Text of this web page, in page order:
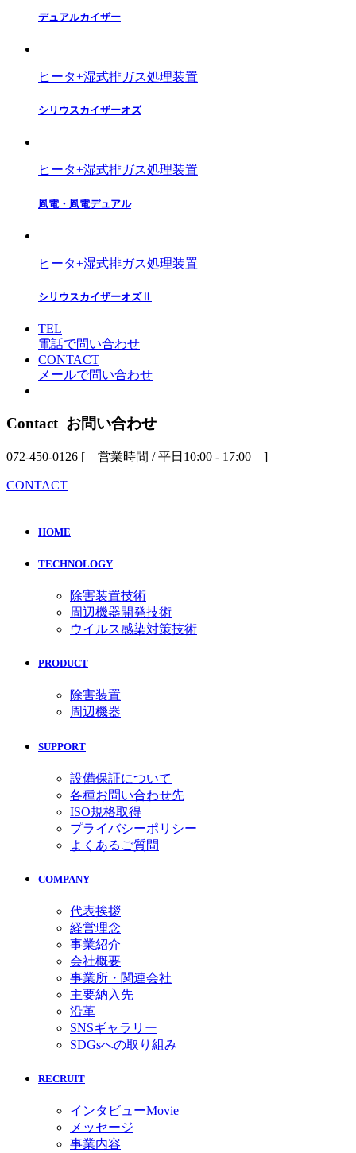
デュアルカイザー
ヒータ+湿式排ガス処理装置
シリウスカイザーオズ
ヒータ+湿式排ガス処理装置
凮電・凮電デュアル
ヒータ+湿式排ガス処理装置
シリウスカイザーオズⅡ
TEL
電話で問い合わせ
CONTACT
メールで問い合わせ
Contact お問い合わせ
072-450-0126 [ 営業時間 / 平日10:00 - 17:00 ]
CONTACT
HOME
TECHNOLOGY
除害装置技術
周辺機器開発技術
ウイルス感染対策技術
PRODUCT
除害装置
周辺機器
SUPPORT
設備保証について
各種お問い合わせ先
ISO規格取得
プライバシーポリシー
よくあるご質問
COMPANY
代表挨拶
経営理念
事業紹介
会社概要
事業所・関連会社
主要納入先
沿革
SNSギャラリー
SDGsへの取り組み
RECRUIT
インタビューMovie
メッセージ
事業内容